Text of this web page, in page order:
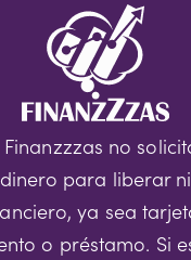
Finanzzzas no
para liberar
ya sea
o préstamo. Si